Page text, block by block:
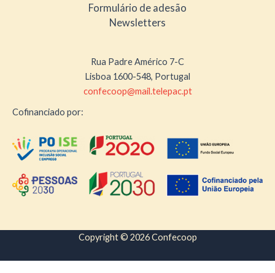
Formulário de adesão
Newsletters
Rua Padre Américo 7-C
Lisboa 1600-548, Portugal
confecoop@mail.telepac.pt
Cofinanciado por:
Copyright © 2026 Confecoop